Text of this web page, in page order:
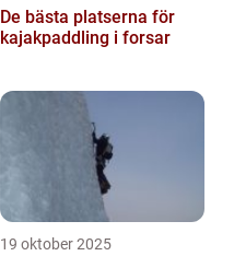
De bästa platserna för
kajakpaddling i forsar
19 oktober 2025